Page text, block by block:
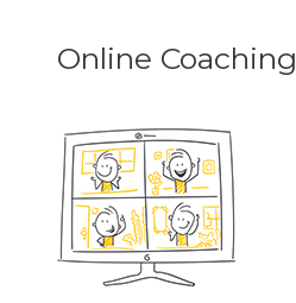
Online Coaching